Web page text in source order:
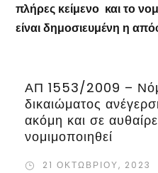
πλήρες κείμενο και το
είναι δημοσιευμένη η
ΑΠ 1553/2009 –
δικαιώματος
ακόμη και σε
νομιμοποιηθεί
21 ΟΚΤΩΒΡΊΟΥ, 2023